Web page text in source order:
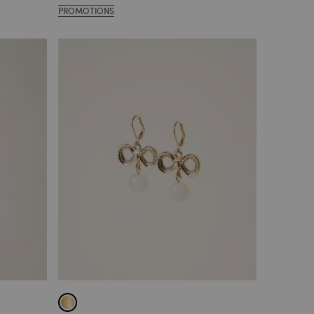
PROMOTIONS